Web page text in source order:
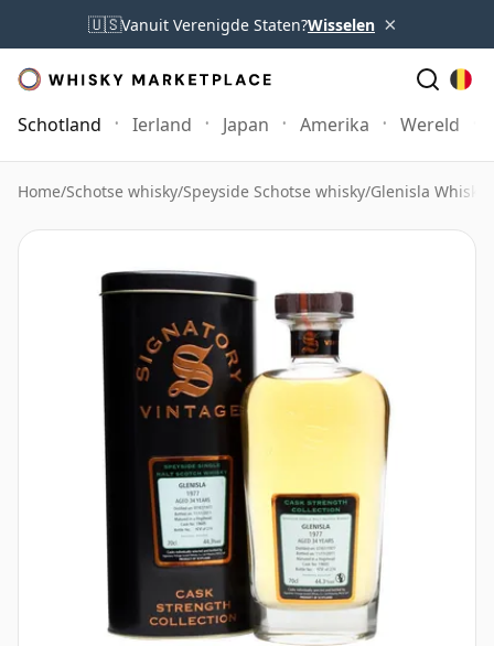
🇺🇸Vanuit Verenigde Staten?Wisselen ×
Schotland Ierland Japan Amerika Wereld
Home/Schotse whisky/Speyside Schotse whisky/Glenisla Whisky